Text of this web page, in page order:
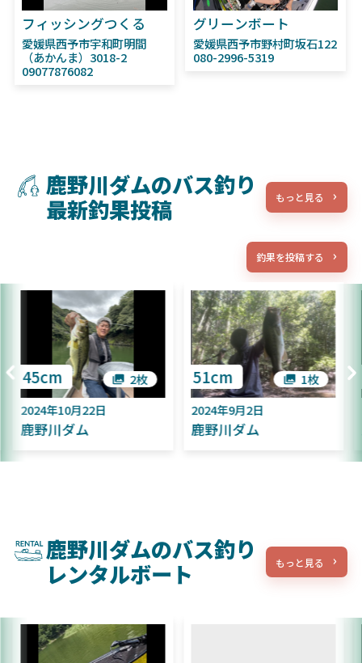
フィッシングつくる
愛媛県西予市宇和町明間
（あかんま）3018-2
09077876082
グリーンボート
愛媛県西予市野村町坂石122
080-2996-5319
鹿野川ダムのバス釣り
最新釣果投稿
もっと見る
釣果を投稿する
2024年10月22日
鹿野川ダム
2枚
45cm
2024年9月2日
鹿野川ダム
1枚
51cm
鹿野川ダムのバス釣り
レンタルボート
もっと見る